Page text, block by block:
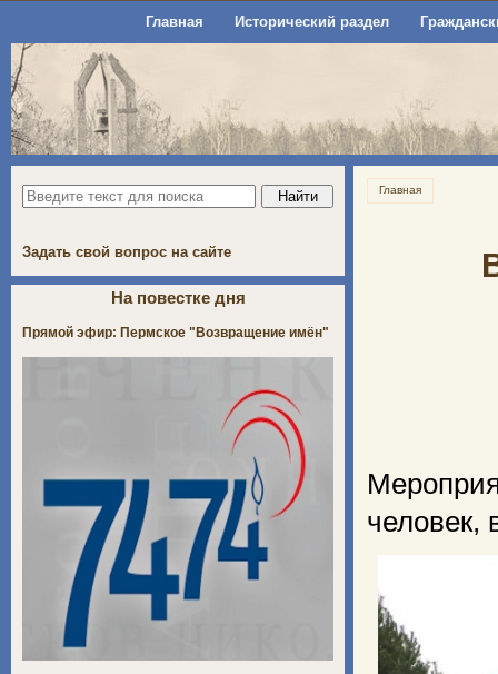
Главная Исторический раздел
Главная
человек,
Задать свой вопрос на сайте
На повестке дня
Прямой эфир: Пермское "Возвращение имён"